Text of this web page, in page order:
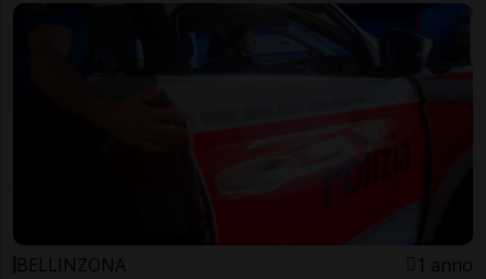
BELLINZONA 1 anno